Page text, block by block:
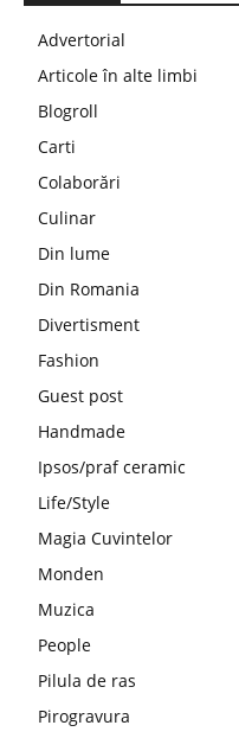
Advertorial
Articole în alte limbi
Blogroll
Carti
Colaborări
Culinar
Din lume
Din Romania
Divertisment
Fashion
Guest post
Handmade
Ipsos/praf ceramic
Life/Style
Magia Cuvintelor
Monden
Muzica
People
Pilula de ras
Pirogravura